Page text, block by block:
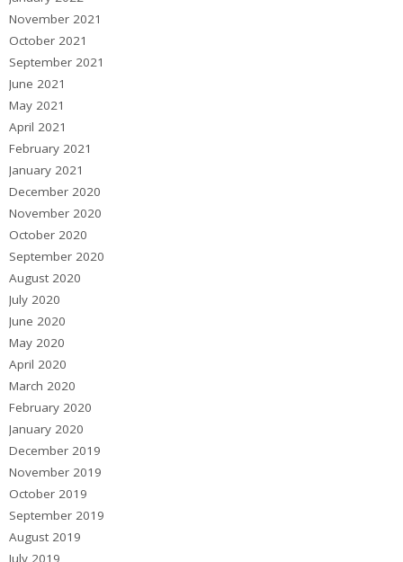
November 2021
October 2021
September 2021
June 2021
May 2021
April 2021
February 2021
January 2021
December 2020
November 2020
October 2020
September 2020
August 2020
July 2020
June 2020
May 2020
April 2020
March 2020
February 2020
January 2020
December 2019
November 2019
October 2019
September 2019
August 2019
July 2019